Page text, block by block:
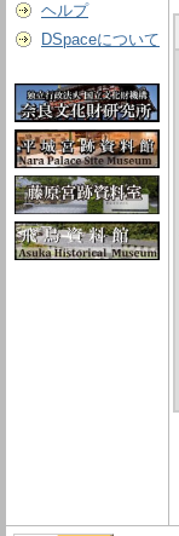
ヘルプ
DSpaceについて